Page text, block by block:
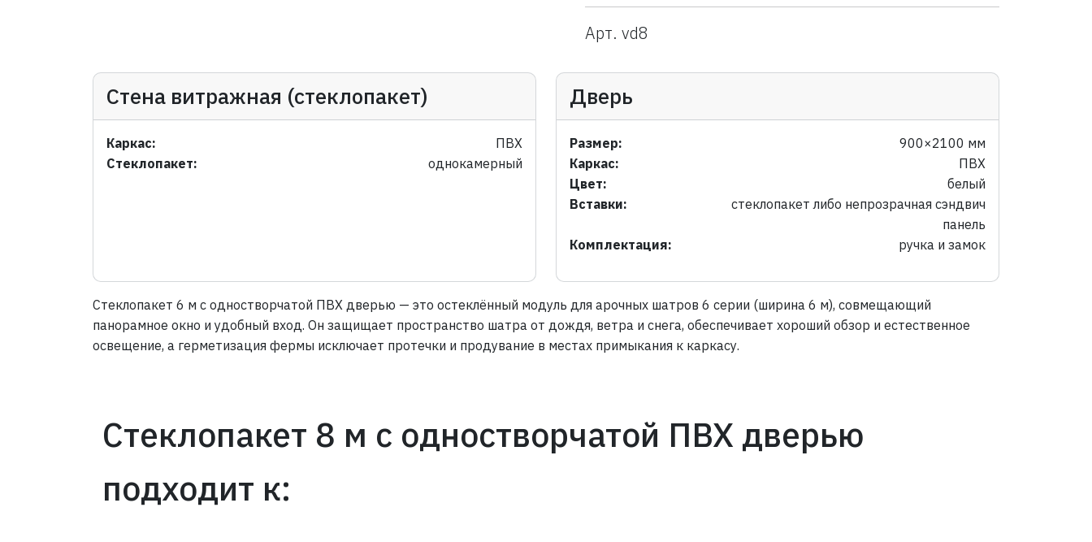
Арт. vd8
Стена витражная (стеклопакет)
Каркас:
ПВХ
Стеклопакет:
однокамерный
Дверь
Размер:
900×2100 мм
Каркас:
ПВХ
Цвет:
белый
Вставки:
стеклопакет либо непрозрачная сэндвич
панель
Комплектация:
ручка и замок
Стеклопакет 6 м с одностворчатой ПВХ дверью — это остеклённый модуль для арочных шатров 6 серии (ширина 6 м), совмещающий
панорамное окно и удобный вход. Он защищает пространство шатра от дождя, ветра и снега, обеспечивает хороший обзор и естественное
освещение, а герметизация фермы исключает протечки и продувание в местах примыкания к каркасу.
Стеклопакет 8 м с одностворчатой ПВХ дверью
подходит к: